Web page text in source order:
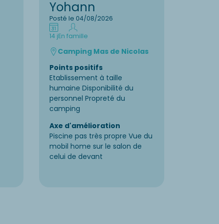
Yohann
Posté le 04/08/2026
14 jEn famille
Camping Mas de Nicolas
Points positifs
Etablissement à taille
humaine Disponibilité du
personnel Propreté du
camping
Axe d'amélioration
Piscine pas très propre Vue du
mobil home sur le salon de
celui de devant